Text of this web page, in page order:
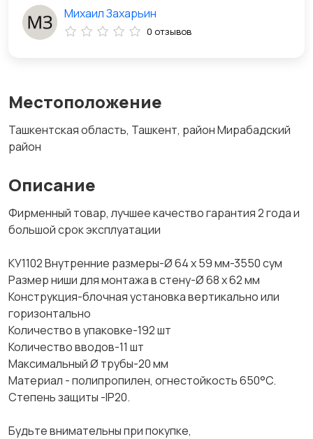
Местоположение
Ташкентская область, Ташкент, район Мирабадский
район
Описание
Фирменный товар, лучшее качество гарантия 2 года и
большой срок эксплуатации
КУ1102 Внутренние размеры-Ø 64 x 59 мм-3550 сум
Размер ниши для монтажа в стену-Ø 68 x 62 мм
Конструкция-блочная установка вертикально или
горизонтально
Количество в упаковке-192 шт
Количество вводов-11 шт
Максимальный Ø трубы-20 мм
Материал - полипропилен, огнестойкость 650°C.
Степень защиты -IP20.
Будьте внимательны при покупке,
Михаил Захарьин
0 отзывов